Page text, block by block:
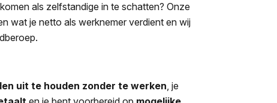
als zelfstandige in te schatten? Onze
wat je netto als werknemer verdient en wij
uit te houden zonder te werken, je